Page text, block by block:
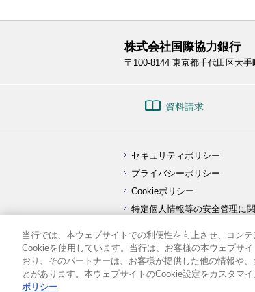
株式会社国際協力銀行
〒100-8144 東京都千代田区大
資料請求
セキュリティポリシー
プライバシーポリシー
Cookieポリシー
特定個人情報等の安全管理に
利益相反管理方針の概要
当行では、本ウェブサイトでの利便性を向上させ、コン
Cookieを使用しています。当行は、お客様の本ウェブサ
おり、そのパートナーは、お客様が提供した他の情報や
とがあります。本ウェブサイトのCookie設定をカスタマ
ポリシー